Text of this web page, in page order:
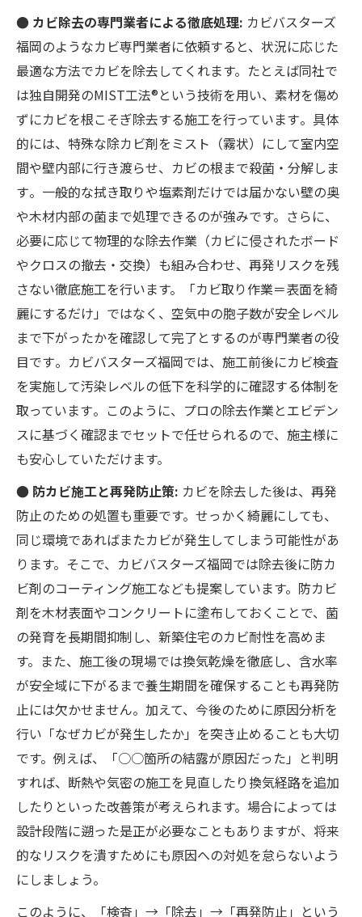
● カビ除去の専門業者による徹底処理: カビバスターズ
福岡のようなカビ専門業者に依頼すると、状況に応じた
最適な方法でカビを除去してくれます。たとえば同社で
は独自開発のMIST工法®という技術を用い、素材を傷め
ずにカビを根こそぎ除去する施工を行っています​。具体
的には、特殊な除カビ剤をミスト（霧状）にして室内空
間や壁内部に行き渡らせ、カビの根まで殺菌・分解しま
す​。一般的な拭き取りや塩素剤だけでは届かない壁の奥
や木材内部の菌まで処理できるのが強みです。さらに、
必要に応じて物理的な除去作業（カビに侵されたボード
やクロスの撤去・交換）も組み合わせ、再発リスクを残
さない徹底施工を行います。「カビ取り作業＝表面を綺
麗にするだけ」ではなく、空気中の胞子数が安全レベル
まで下がったかを確認して完了とするのが専門業者の役
目です​。カビバスターズ福岡では、施工前後にカビ検査
を実施して汚染レベルの低下を科学的に確認する体制を
取っています​。このように、プロの除去作業とエビデン
スに基づく確認までセットで任せられるので、施主様に
も安心していただけます。
● 防カビ施工と再発防止策: カビを除去した後は、再発
防止のための処置も重要です。せっかく綺麗にしても、
同じ環境であればまたカビが発生してしまう可能性があ
ります。そこで、カビバスターズ福岡では除去後に防カ
ビ剤のコーティング施工なども提案しています。防カビ
剤を木材表面やコンクリートに塗布しておくことで、菌
の発育を長期間抑制し、新築住宅のカビ耐性を高めま
す。また、施工後の現場では換気乾燥を徹底し、含水率
が安全域に下がるまで養生期間を確保することも再発防
止には欠かせません。加えて、今後のために原因分析を
行い「なぜカビが発生したか」を突き止めることも大切
です。例えば、「○○箇所の結露が原因だった」と判明
すれば、断熱や気密の施工を見直したり換気経路を追加
したりといった改善策が考えられます。場合によっては
設計段階に遡った是正が必要なこともありますが、将来
的なリスクを潰すためにも原因への対処を怠らないよう
にしましょう。
このように、「検査」→「除去」→「再発防止」という